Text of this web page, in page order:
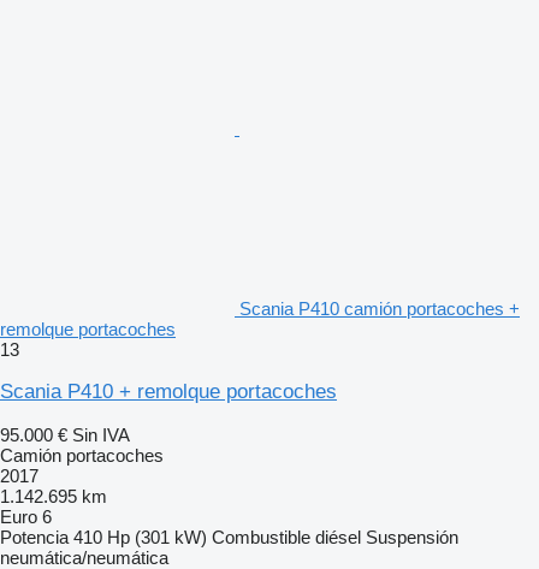
Scania P410 camión portacoches +
remolque portacoches
13
Scania P410 + remolque portacoches
95.000 € Sin IVA
Camión portacoches
2017
1.142.695 km
Euro 6
Potencia 410 Hp (301 kW) Combustible diésel Suspensión
neumática/neumática